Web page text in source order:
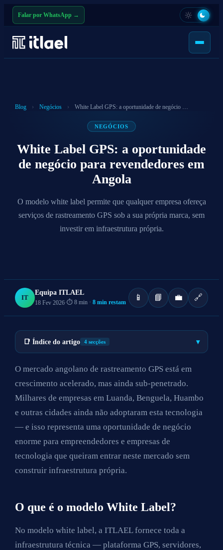
Falar por WhatsApp →
Blog › Negócios › White Label GPS: a oportunidade de negócio para revendedores em Angola
NEGÓCIOS
White Label GPS: a oportunidade
de negócio para revendedores em
Angola
O modelo white label permite que qualquer empresa ofereça
serviços de rastreamento GPS sob a sua própria marca, sem
investir em infraestrutura própria.
IT
Equipa ITLAEL
18 Fev 2026·⏱ 8 min · 8 min restam 📱 📘 💼 🔗
📑 Índice do artigo 4 secções ▾
O mercado angolano de rastreamento GPS está em
crescimento acelerado, mas ainda sub-penetrado.
Milhares de empresas em Luanda, Benguela, Huambo
e outras cidades ainda não adoptaram esta tecnologia
— e isso representa uma oportunidade de negócio
enorme para empreendedores e empresas de
tecnologia que queiram entrar neste mercado sem
construir infraestrutura própria.
O que é o modelo White Label?
No modelo white label, a ITLAEL fornece toda a
infraestrutura técnica — plataforma GPS, servidores,